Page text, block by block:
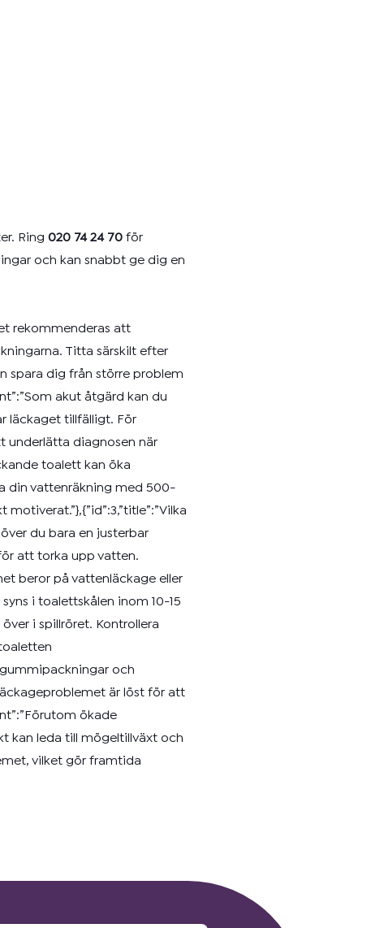
Ring 020 74 24 70 för
och kan snabbt ge dig en
rekommenderas att
Titta särskilt efter
spara dig från större problem
akut åtgärd kan du
läckaget tillfälligt. För
underlätta diagnosen när
toalett kan öka
din vattenräkning med 500-
du bara en justerbar
att torka upp vatten.
beror på vattenläckage eller
i toalettskålen inom 10-15
i spillröret. Kontrollera
gummipackningar och
är löst för att
ökade
kan leda till mögeltillväxt och
vilket gör framtida